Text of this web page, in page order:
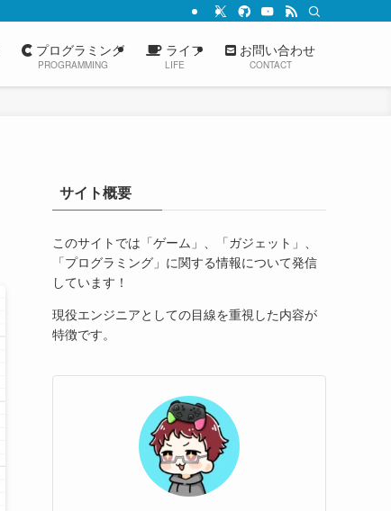
プログラミング
PROGRAMMING
ライフ
LIFE
お問い合わせ
CONTACT
サイト概要
このサイトでは「ゲーム」、「ガジェット」、
「プログラミング」に関する情報について発信
しています！
現役エンジニアとしての目線を重視した内容が
特徴です。